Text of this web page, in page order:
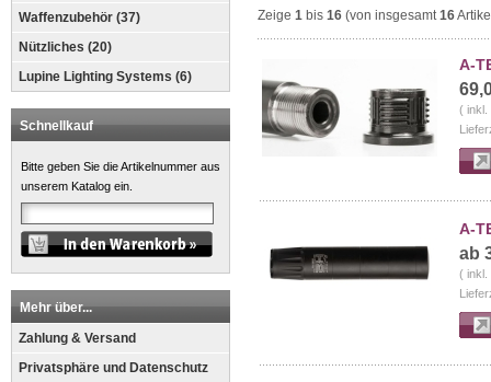
Waffenzubehör (37)
Nützliches (20)
Lupine Lighting Systems (6)
Schnellkauf
Bitte geben Sie die Artikelnummer aus
unserem Katalog ein.
Mehr über...
Zahlung & Versand
Privatsphäre und Datenschutz
Zeige 1 bis 16 (von insgesamt16
A-
( inkl.
A-
ab
( inkl.